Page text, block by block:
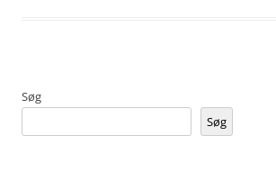
Søg
Søg